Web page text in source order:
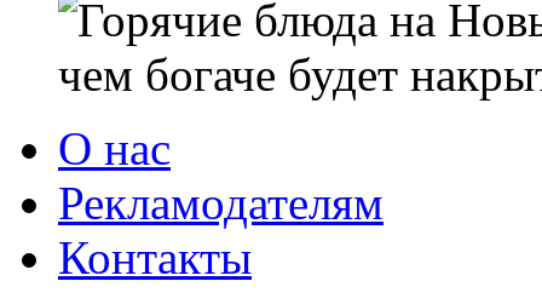
чем богаче будет
О нас
Рекламодателям
Контакты